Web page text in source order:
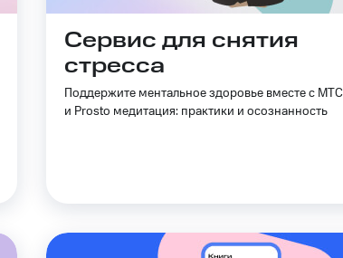
Сервис для снятия
стресса
Поддержите ментальное здоровье вместе с МТС
и Prosto медитация: практики и осознанность